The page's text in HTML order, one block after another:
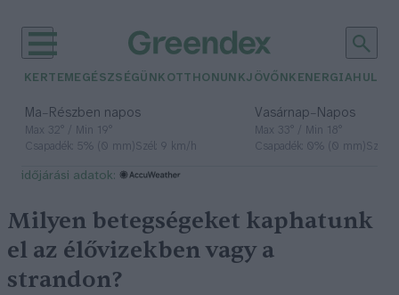
KERTEM EGÉSZSÉGÜNK OTTHONUNKJÖVŐNK ENERGIA
Ma– Részben napos
Max 32° / Min 19°
Csapadék: 5% (0 mm)Szél: 9 km/h
Vasárnap– Napos
Max 33° / Min 18°
Csapadék: 0% (0 mm)Szél:
időjárási adatok:
Milyen betegségeket kaphatunk
el az élővizekben vagy a
strandon?